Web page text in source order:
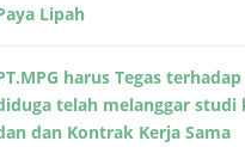
Lipah
harus Tegas terhadap
telah melanggar studi
dan Kontrak Kerja Sama